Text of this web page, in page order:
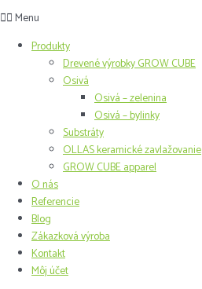
Menu
Produkty
Drevené výrobky GROW CUBE
Osivá
Osivá – zelenina
Osivá – bylinky
Substráty
OLLAS keramické zavlažovanie
GROW CUBE apparel
O nás
Referencie
Blog
Zákazková výroba
Kontakt
Môj účet